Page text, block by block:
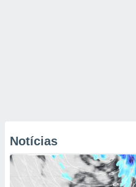
Notícias